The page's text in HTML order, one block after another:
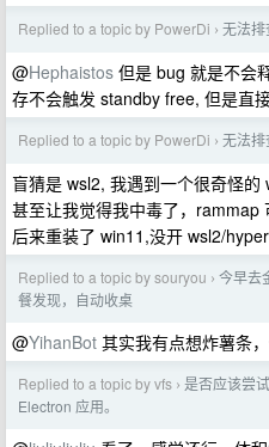
Replied to a topic by PowerDi › 无法
@Hephaistos 但是 bug 就是不会
存不会触发 standby free, 但是直
Replied to a topic by PowerDi › 无法
盲猜是 wsl2, 我遇到一个很奇怪的
甚至让我觉得我中毒了，rammap
后来重装了 win11,没开 wsl2/
Replied to a topic by souryou › 今早去
餐发现，自动收桌
@YihanBot 其实我有点想炸薯条
Replied to a topic by vfs › 是否应该尝
Electron 应用。